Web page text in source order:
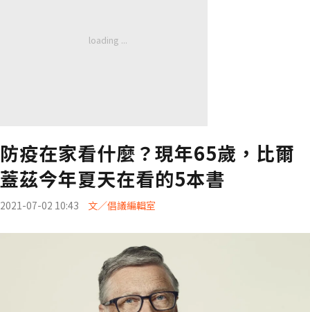
防疫在家看什麼？現年65歲，比爾
蓋茲今年夏天在看的5本書
2021-07-02 10:43 文／倡議編輯室